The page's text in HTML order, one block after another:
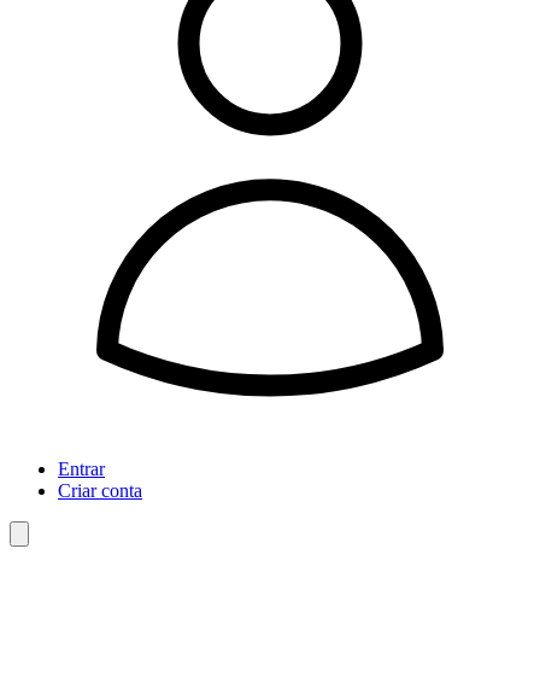
Entrar
Criar conta